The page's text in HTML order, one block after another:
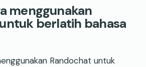
menggunakan
berlatih bahasa
Randochat untuk